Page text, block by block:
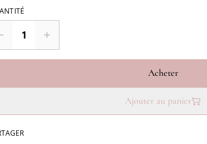
Acheter
Ajouter au panier